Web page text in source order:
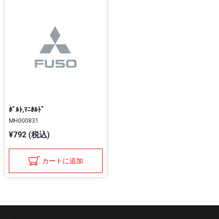
ﾎﾞﾙﾄ,ﾏﾆﾎﾙﾄﾞ
MH000831
¥792 (税込)
カートに追加